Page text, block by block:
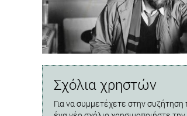
Σχόλια χρηστών
Για να συμμετέχετε στην